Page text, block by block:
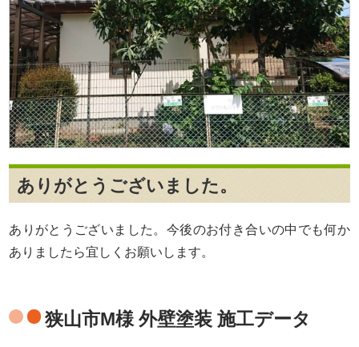
ありがとうございました。
ありがとうございました。今後のお付き合いの中でも何か
ありましたら宜しくお願いします。
狭山市M様 外壁塗装 施工データ